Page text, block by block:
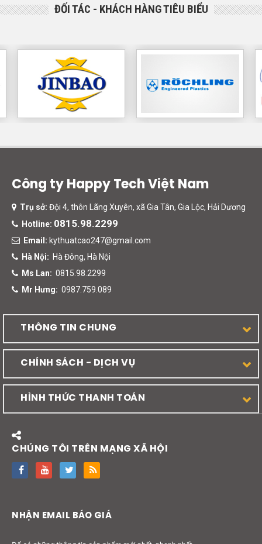
ĐỐI TÁC - KHÁCH HÀNG TIÊU BIỂU
Công ty Happy Tech Việt Nam
Trụ sở: Đội 4, thôn Lãng Xuyên, xã Gia Tân, Gia Lộc, Hải Dương
Hotline: 0815.98.2299
Email: kythuatcao247@gmail.com
Hà Nội: Hà Đông, Hà Nội
Ms Lan: 0815.98.2299
Mr Hưng: 0987.759.089
THÔNG TIN CHUNG
CHÍNH SÁCH - DỊCH VỤ
HÌNH THỨC THANH TOÁN
CHÚNG TÔI TRÊN MẠNG XÃ HỘI
NHẬN EMAIL BÁO GIÁ